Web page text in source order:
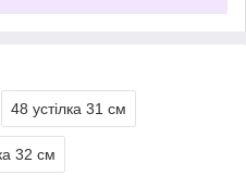
48 устілка 31 см
32 см